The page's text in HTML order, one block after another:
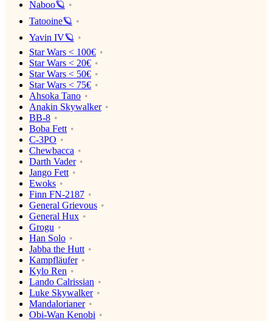
Naboo🪐
Tatooine🪐
Yavin IV🪐
Star Wars < 100€
Star Wars < 20€
Star Wars < 50€
Star Wars < 75€
Ahsoka Tano
Anakin Skywalker
BB-8
Boba Fett
C-3PO
Chewbacca
Darth Vader
Jango Fett
Ewoks
Finn FN-2187
General Grievous
General Hux
Grogu
Han Solo
Jabba the Hutt
Kampfläufer
Kylo Ren
Lando Calrissian
Luke Skywalker
Mandalorianer
Obi-Wan Kenobi